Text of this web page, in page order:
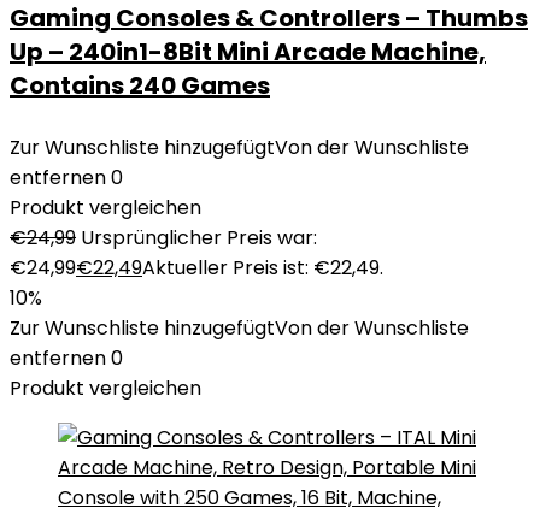
Gaming Consoles & Controllers – Thumbs
Up – 240in1-8Bit Mini Arcade Machine,
Contains 240 Games
Zur Wunschliste hinzugefügtVon der Wunschliste
entfernen0
Produkt vergleichen
€24,99 Ursprünglicher Preis war:
€24,99€22,49Aktueller Preis ist: €22,49.
10%
Zur Wunschliste hinzugefügtVon der Wunschliste
entfernen0
Produkt vergleichen